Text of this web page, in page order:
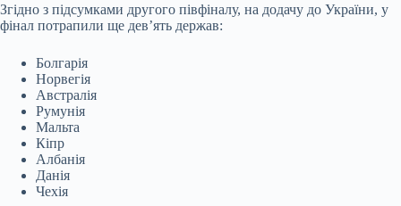
Згідно з підсумками другого півфіналу, на додачу до України, у
фінал потрапили ще дев’ять держав:
Болгарія
Норвегія
Австралія
Румунія
Мальта
Кіпр
Албанія
Данія
Чехія